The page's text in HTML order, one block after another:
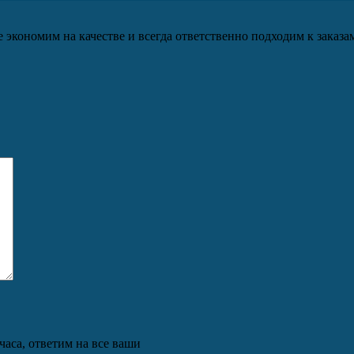
ответим на все ваши
на качестве и всегда ответственно подходим к